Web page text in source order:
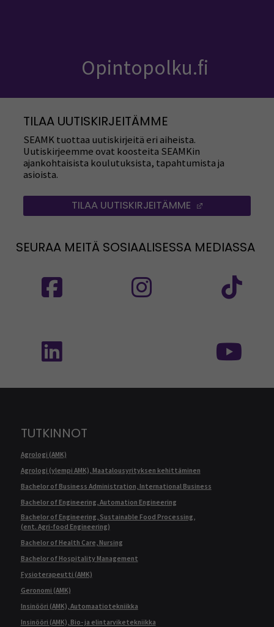
Opintopolku.fi
TILAA UUTISKIRJEITÄMME
SEAMK tuottaa uutiskirjeitä eri aiheista.
Uutiskirjeemme ovat koosteita SEAMKin
ajankohtaisista koulutuksista, tapahtumista ja
asioista.
TILAA UUTISKIRJEITÄMME
SEURAA MEITÄ SOSIAALISESSA MEDIASSA
TUTKINNOT
Agrologi (AMK)
Agrologi (ylempi AMK), Maatalousyrityksen kehittäminen
Bachelor of Business Administration, International Business
Bachelor of Engineering, Automation Engineering
Bachelor of Engineering, Sustainable Food Processing,
(ent. Agri-food Engineering)
Bachelor of Health Care, Nursing
Bachelor of Hospitality Management
Fysioterapeutti (AMK)
Geronomi (AMK)
Insinööri (AMK), Automaatiotekniikka
Insinööri (AMK), Bio- ja elintarviketekniikka